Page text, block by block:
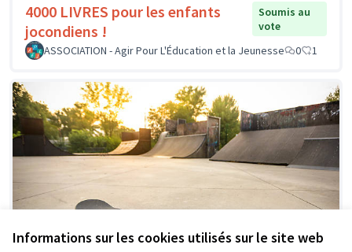
Informations sur les cookies utilisés sur le site web
4000 LIVRES pour les enfants
jocondiens !
Soumis au
vote
ASSOCIATION - Agir Pour L'Éducation et la Jeunesse
0 1